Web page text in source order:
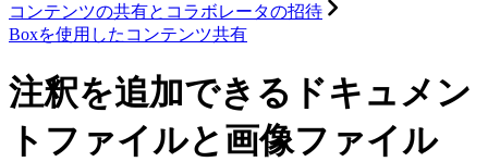
コンテンツの共有とコラボレータの招待
Boxを使用したコンテンツ共有
注釈を追加できるドキュメン
トファイルと画像ファイル